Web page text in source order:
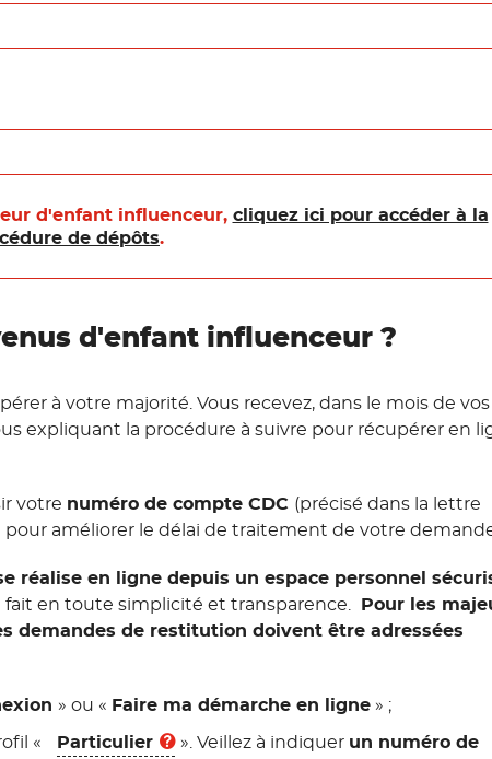
d'enfant influenceur, cliquez ici pour accéder à la
de dépôts.
d'enfant influenceur ?
à votre majorité. Vous recevez, dans le mois de vos
expliquant la procédure à suivre pour récupérer en
votre numéro de compte CDC (précisé dans la lettre
améliorer le délai de traitement de votre
réalise en ligne depuis un espace personnel
fait en toute simplicité et transparence.
Pour les
demandes de restitution doivent être adressées
» ou « Faire ma démarche en ligne » ;
« Particulier ». Veillez à indiquer un numéro de